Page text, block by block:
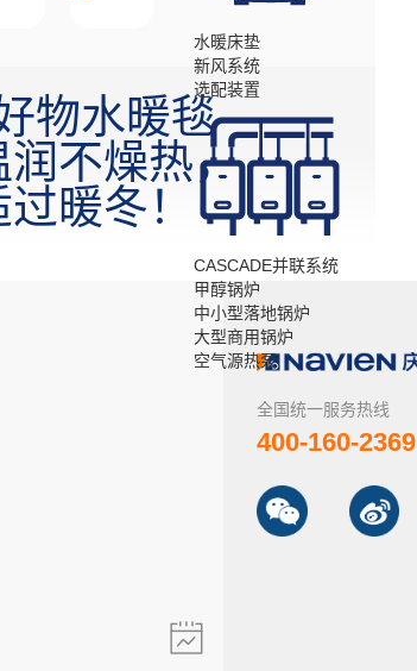
水暖床垫
新风系统
选配装置
CASCADE并联系统
甲醇锅炉
中小型落地锅炉
大型商用锅炉
空气源热泵
物水暖毯
不燥热，
暖冬！
全国统一服务热线
400-160-2369